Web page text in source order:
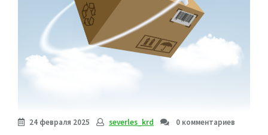
24 февраля 2025 severles_krd 0 комментариев